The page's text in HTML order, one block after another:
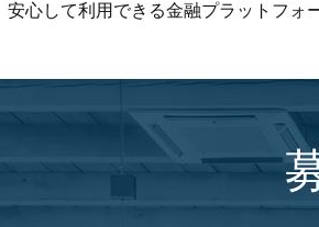
安心して利用できる金融プラットフォ